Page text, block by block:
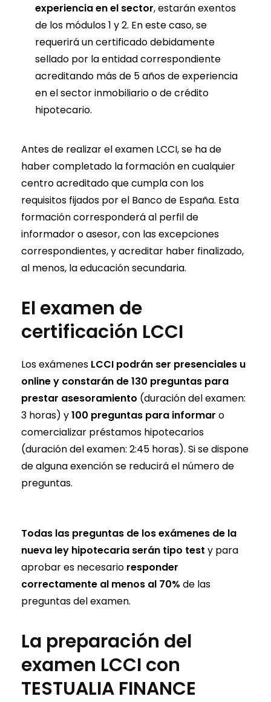
experiencia en el sector, estarán exentos
de los módulos 1 y 2. En este caso, se
requerirá un certificado debidamente
sellado por la entidad correspondiente
acreditando más de 5 años de experiencia
en el sector inmobiliario o de crédito
hipotecario.
Antes de realizar el examen LCCI, se ha de
haber completado la formación en cualquier
centro acreditado que cumpla con los
requisitos fijados por el Banco de España. Esta
formación corresponderá al perfil de
informador o asesor, con las excepciones
correspondientes, y acreditar haber finalizado,
al menos, la educación secundaria.
El examen de
certificación LCCI
Los exámenes LCCI podrán ser presenciales u
online y constarán de 130 preguntas para
prestar asesoramiento (duración del examen:
3 horas) y100 preguntas para informar o
comercializar préstamos hipotecarios
(duración del examen: 2:45 horas). Si se dispone
de alguna exención se reducirá el número de
preguntas.
Todas las preguntas de los exámenes de la
nueva ley hipotecaria serán tipo test y para
aprobar es necesario responder
correctamente al menos al 70% de las
preguntas del examen.
La preparación del
examen LCCI con
TESTUALIA FINANCE